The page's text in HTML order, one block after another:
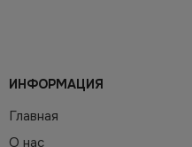
ИНФОРМАЦИЯ
Главная
О нас